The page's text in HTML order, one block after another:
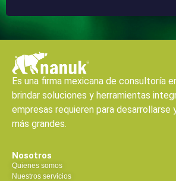
Es una firma mexicana de consultoría
brindar soluciones y herramientas
empresas requieren para desarrollarse
más grandes.
Nosotros
Quienes somos
Nuestros servicios